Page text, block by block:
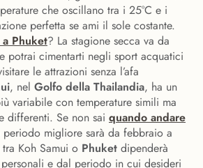
che oscillano tra i 25°C e i
perfetta se ami il sole costante.
Phuket? La stagione secca va da
potrai cimentarti negli sport acquatici
le attrazioni senza l’afa
, nel Golfo della Thailandia, ha un
variabile con temperature simili ma
differenti. Se non sai quando andare
migliore sarà da febbraio a
Koh Samui o Phuket dipenderà
e dal periodo in cui desideri